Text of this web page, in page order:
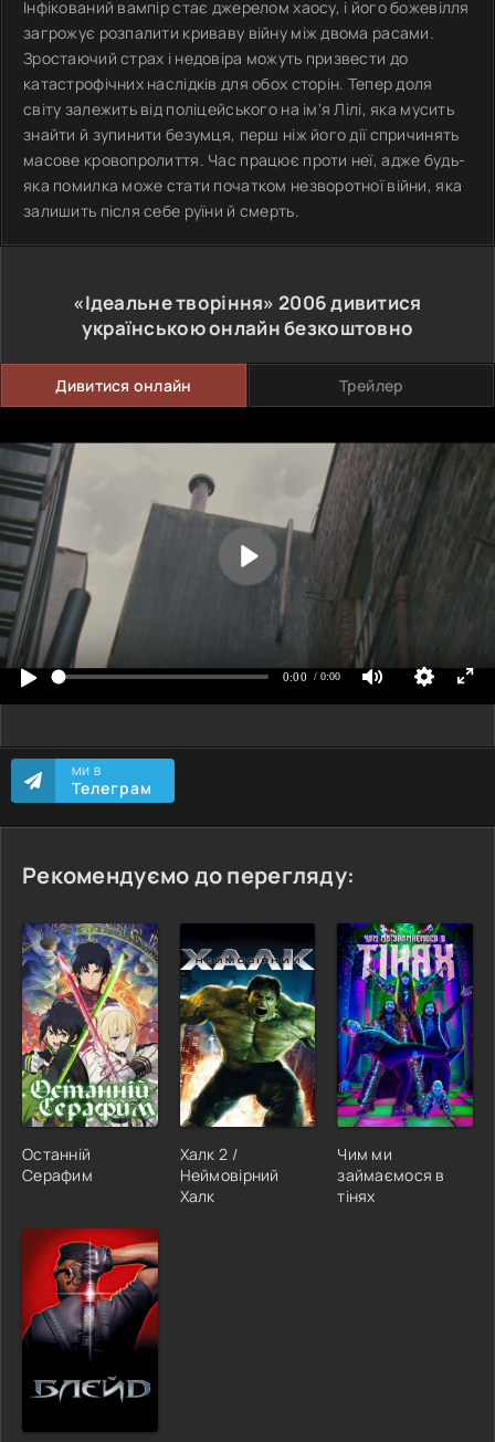
Інфікований вампір стає джерелом хаосу, і його божевілля
загрожує розпалити криваву війну між двома расами.
Зростаючий страх і недовіра можуть призвести до
катастрофічних наслідків для обох сторін. Тепер доля
світу залежить від поліцейського на ім'я Лілі, яка мусить
знайти й зупинити безумця, перш ніж його дії спричинять
масове кровопролиття. Час працює проти неї, адже будь-
яка помилка може стати початком незворотної війни, яка
залишить після себе руїни й смерть.
«Ідеальне творіння» 2006дивитися
українською онлайн безкоштовно
Дивитися онлайн Трейлер
МИ В
Телеграм
Рекомендуємо до перегляду:
Останній
Серафим
Халк 2 /
Неймовірний
Халк
Чим ми
займаємося в
тінях